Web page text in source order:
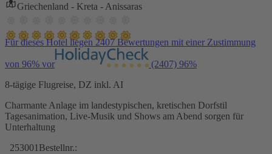
Griechenland - Kreta - Anissaras
Für dieses Hotel liegen 2407 Bewertungen mit einer Zustimmung
von 96% vor (2407) 96%
8-tägige Flugreise, DZ inkl. AI
Charmante Anlage im landestypischen, kretischen Dorfstil
Tagesanimation, Live-Musik und Shows am Abend sorgen für
Unterhaltung
253001 Bestellnr.: